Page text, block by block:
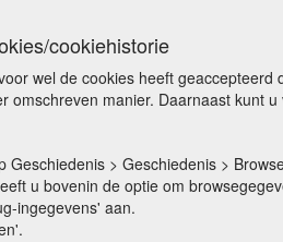
cookiehistorie
wel de cookies heeft
omschreven manier. Daarnaast kunt
Geschiedenis > Geschiedenis >
u bovenin de optie om
ingegevens' aan.